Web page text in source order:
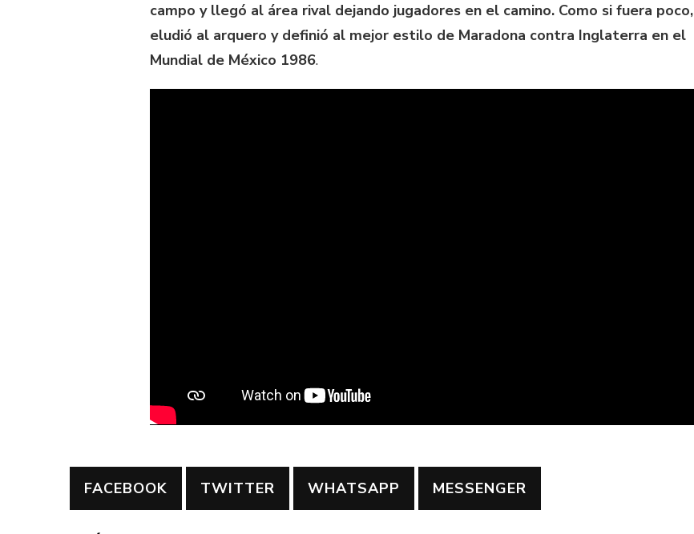
campo y llegó al área rival dejando jugadores en el camino. Como si fuera poco,
eludió al arquero y definió al mejor estilo de Maradona contra Inglaterra en el
Mundial de México 1986.
FACEBOOK TWITTER WHATSAPP MESSENGER